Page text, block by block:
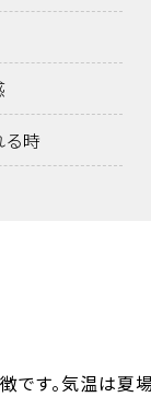
る時
です。気温は夏